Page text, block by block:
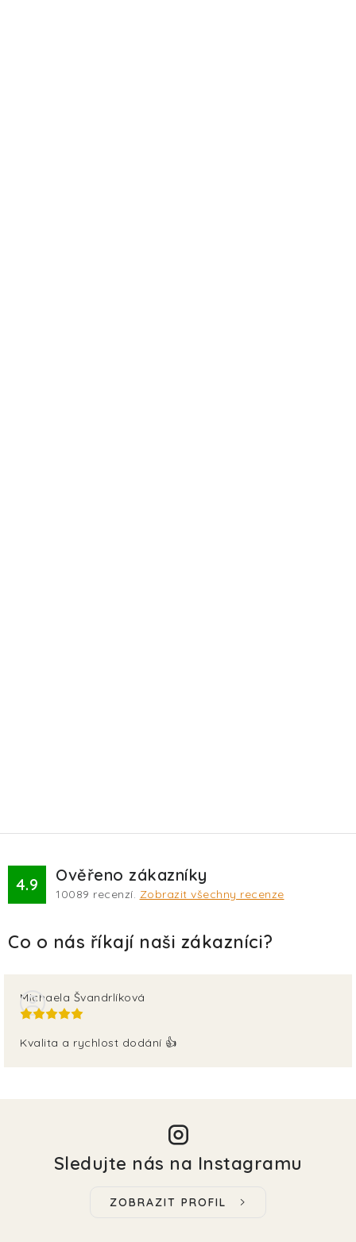
4.9 Ověřeno zákazníky
10089 recenzí. Zobrazit všechny recenze
Michaela Švandrlíková
Kvalita a rychlost dodání 👍
Sledujte nás na Instagramu
ZOBRAZIT PROFIL